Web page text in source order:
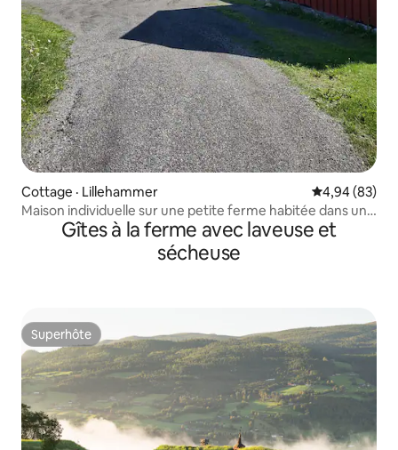
Cottage · Lillehammer Note
4,94 (83)
Maison individuelle sur une petite ferme habitée dans un
cadre rural.Gîtes à la ferme avec laveuse et
sécheuse
Superhôte
Superhôte